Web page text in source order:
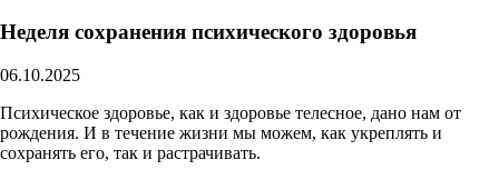
Неделя сохранения психического здоровья
06.10.2025
Психическое здоровье, как и здоровье телесное, дано нам от
рождения. И в течение жизни мы можем, как укреплять и
сохранять его, так и растрачивать.